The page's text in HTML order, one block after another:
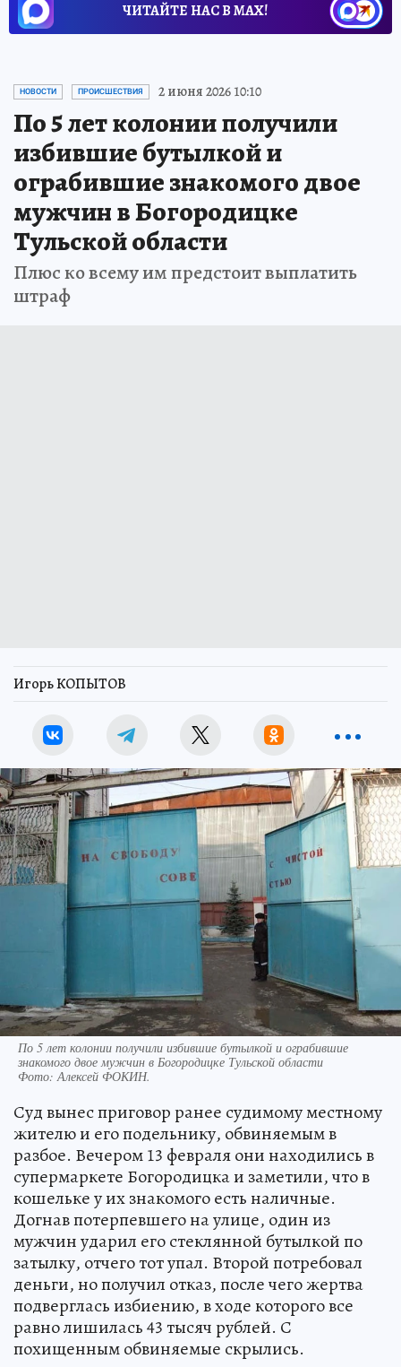
ЧИТАЙТЕ НАС В МАХ!
НОВОСТИ ПРОИСШЕСТВИЯ 2 июня 2026 10:10
По 5 лет колонии получили
избившие бутылкой и
ограбившие знакомого двое
мужчин в Богородицке
Тульской области
Плюс ко всему им предстоит выплатить
штраф
Игорь КОПЫТОВ
По 5 лет колонии получили избившие бутылкой и ограбившие
знакомого двое мужчин в Богородицке Тульской области
Фото:Алексей ФОКИН.
Суд вынес приговор ранее судимому местному
жителю и его подельнику, обвиняемым в
разбое. Вечером 13 февраля они находились в
супермаркете Богородицка и заметили, что в
кошельке у их знакомого есть наличные.
Догнав потерпевшего на улице, один из
мужчин ударил его стеклянной бутылкой по
затылку, отчего тот упал. Второй потребовал
деньги, но получил отказ, после чего жертва
подверглась избиению, в ходе которого все
равно лишилась 43 тысяч рублей. С
похищенным обвиняемые скрылись.